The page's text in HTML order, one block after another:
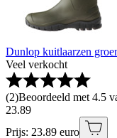
Dunlop kuitlaarzen
Veel verkocht
(2)Beoordeeld met 4.5
23.89
Prijs: 23.89 euro